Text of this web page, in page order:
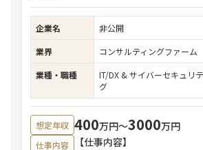
企業名
非公開
業界
コンサルティングファーム
業種・職種
IT/DX & サイバーセキュリ
グ
想定年収 400万円〜3000万円
仕事内容 【仕事内容】